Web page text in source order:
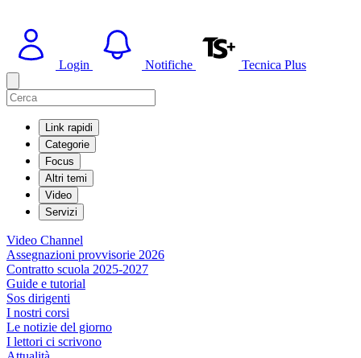
Login Notifiche Tecnica Plus
Link rapidi
Categorie
Focus
Altri temi
Video
Servizi
Video Channel
Assegnazioni provvisorie 2026
Contratto scuola 2025-2027
Guide e tutorial
Sos dirigenti
I nostri corsi
Le notizie del giorno
I lettori ci scrivono